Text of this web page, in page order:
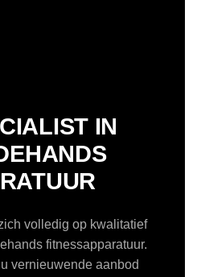
IN
volledig op kwalitatief
fitnessapparatuur.
vernieuwende aanbod